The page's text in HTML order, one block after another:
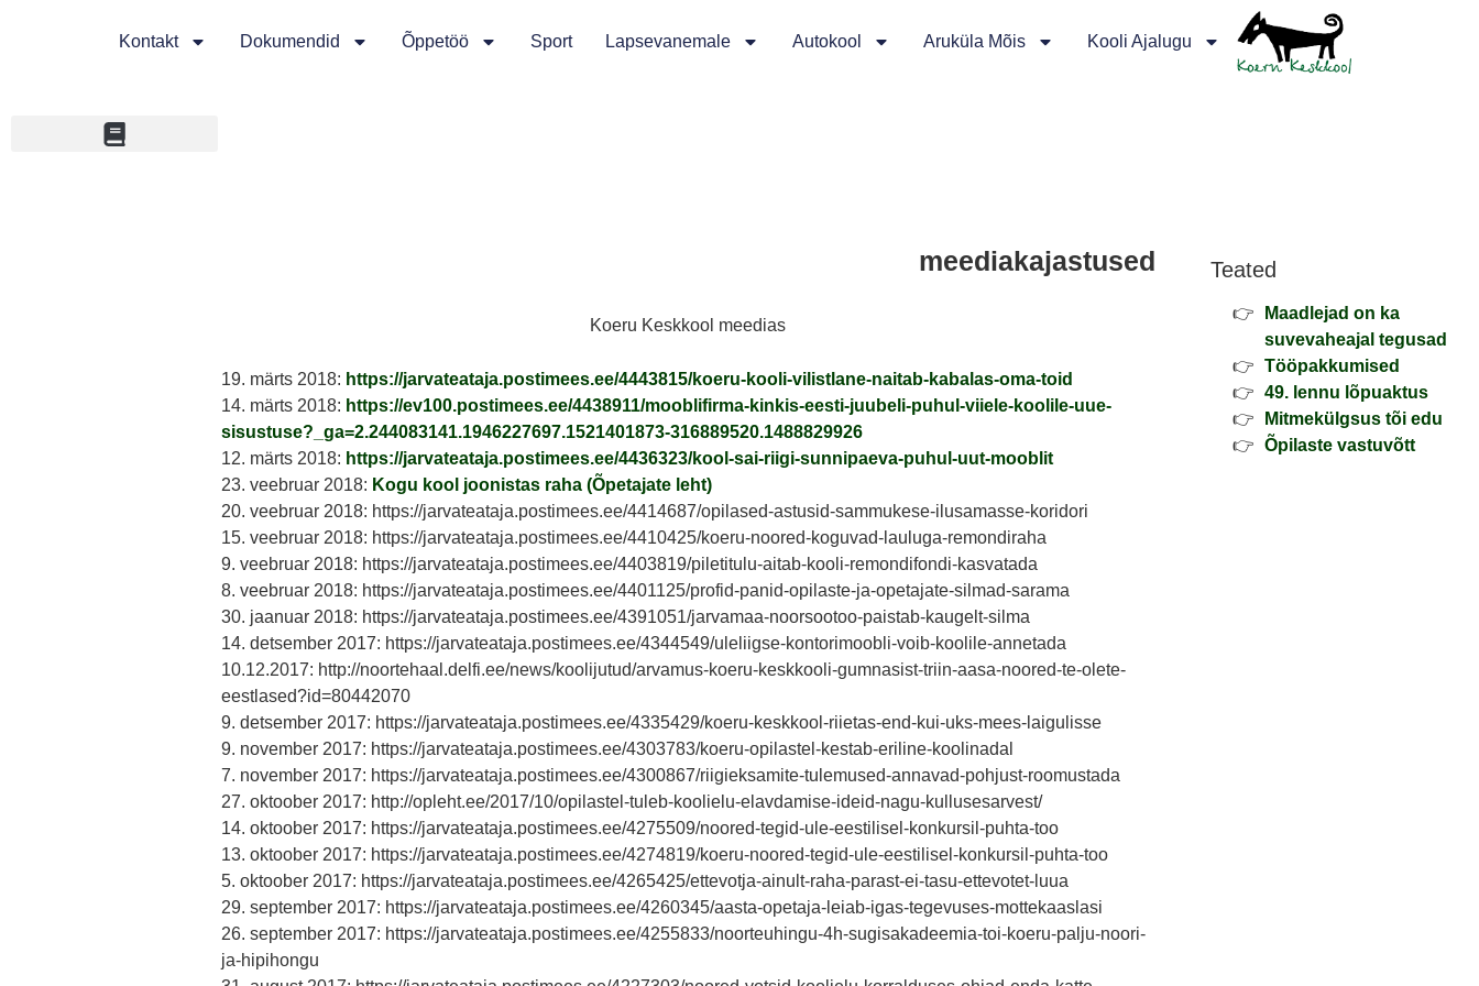
Kontakt Dokumendid Õppetöö Sport Lapsevanemale Autokool Aruküla Mõis Kooli Ajalugu
Koeru Keskkool meedias
19. märts 2018: https://jarvateataja.postimees.ee/4443815/koeru-kooli-vilistlane-naitab-kabalas-oma-toid
14. märts 2018: https://ev100.postimees.ee/4438911/mooblifirma-kinkis-eesti-juubeli-puhul-viiele-koolile-uue-
sisustuse?_ga=2.244083141.1946227697.1521401873-316889520.1488829926
12. märts 2018: https://jarvateataja.postimees.ee/4436323/kool-sai-riigi-sunnipaeva-puhul-uut-mooblit
23. veebruar 2018: Kogu kool joonistas raha (Õpetajate leht)
20. veebruar 2018: https://jarvateataja.postimees.ee/4414687/opilased-astusid-sammukese-ilusamasse-koridori
15. veebruar 2018: https://jarvateataja.postimees.ee/4410425/koeru-noored-koguvad-lauluga-remondiraha
9. veebruar 2018: https://jarvateataja.postimees.ee/4403819/piletitulu-aitab-kooli-remondifondi-kasvatada
8. veebruar 2018: https://jarvateataja.postimees.ee/4401125/profid-panid-opilaste-ja-opetajate-silmad-sarama
30. jaanuar 2018: https://jarvateataja.postimees.ee/4391051/jarvamaa-noorsootoo-paistab-kaugelt-silma
14. detsember 2017: https://jarvateataja.postimees.ee/4344549/uleliigse-kontorimoobli-voib-koolile-annetada
10.12.2017: http://noortehaal.delfi.ee/news/koolijutud/arvamus-koeru-keskkooli-gumnasist-triin-aasa-noored-te-olete-
eestlased?id=80442070
9. detsember 2017: https://jarvateataja.postimees.ee/4335429/koeru-keskkool-riietas-end-kui-uks-mees-laigulisse
9. november 2017: https://jarvateataja.postimees.ee/4303783/koeru-opilastel-kestab-eriline-koolinadal
7. november 2017: https://jarvateataja.postimees.ee/4300867/riigieksamite-tulemused-annavad-pohjust-roomustada
27. oktoober 2017: http://opleht.ee/2017/10/opilastel-tuleb-koolielu-elavdamise-ideid-nagu-kullusesarvest/
14. oktoober 2017: https://jarvateataja.postimees.ee/4275509/noored-tegid-ule-eestilisel-konkursil-puhta-too
13. oktoober 2017: https://jarvateataja.postimees.ee/4274819/koeru-noored-tegid-ule-eestilisel-konkursil-puhta-too
5. oktoober 2017: https://jarvateataja.postimees.ee/4265425/ettevotja-ainult-raha-parast-ei-tasu-ettevotet-luua
29. september 2017: https://jarvateataja.postimees.ee/4260345/aasta-opetaja-leiab-igas-tegevuses-mottekaaslasi
26. september 2017: https://jarvateataja.postimees.ee/4255833/noorteuhingu-4h-sugisakadeemia-toi-koeru-palju-noori-
ja-hipihongu
meediakajastused Teated
Maadlejad on ka
suvevaheajal tegusad
Tööpakkumised
49. lennu lõpuaktus
Mitmekülgsus tõi edu
Õpilaste vastuvõtt